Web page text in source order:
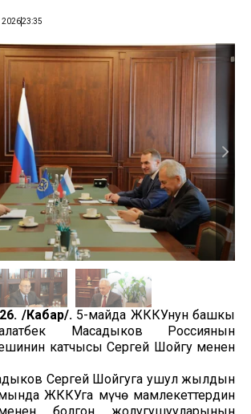
202623:35
/Кабар/.5-майда ЖККУнун башкы
Масадыков Россиянын
катчысы Сергей Шойгу менен
Сергей Шойгуга ушул жылдын
ЖККУга мүчө мамлекеттердин